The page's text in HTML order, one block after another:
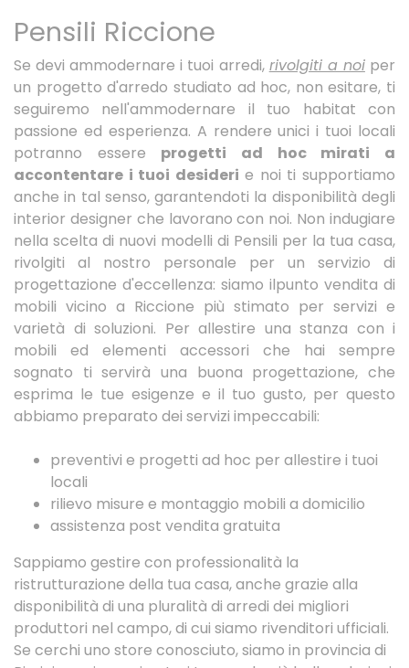
Pensili Riccione
Se devi ammodernare i tuoi arredi, rivolgiti a noiper
un progetto d'arredo studiato ad hoc, non esitare, ti
seguiremo nell'ammodernare il tuo habitat con
passione ed esperienza. A rendere unici i tuoi locali
potranno essere progetti ad hoc mirati a
accontentare i tuoi desideri e noi ti supportiamo
anche in tal senso, garantendoti la disponibilità degli
interior designer che lavorano con noi. Non indugiare
nella scelta di nuovi modelli di Pensili per la tua casa,
rivolgiti al nostro personale per un servizio di
progettazione d'eccellenza: siamo ilpunto vendita di
mobili vicino a Riccione più stimato per servizi e
varietà di soluzioni. Per allestire una stanza con i
mobili ed elementi accessori che hai sempre
sognato ti servirà una buona progettazione, che
esprima le tue esigenze e il tuo gusto, per questo
abbiamo preparato dei servizi impeccabili:
preventivi e progetti ad hoc per allestire i tuoi
locali
rilievo misure e montaggio mobili a domicilio
assistenza post vendita gratuita
Sappiamo gestire con professionalità la
ristrutturazione della tua casa, anche grazie alla
disponibilità di una pluralità di arredi dei migliori
produttori nel campo, di cui siamo rivenditori ufficiali.
Se cerchi uno store conosciuto, siamo in provincia di